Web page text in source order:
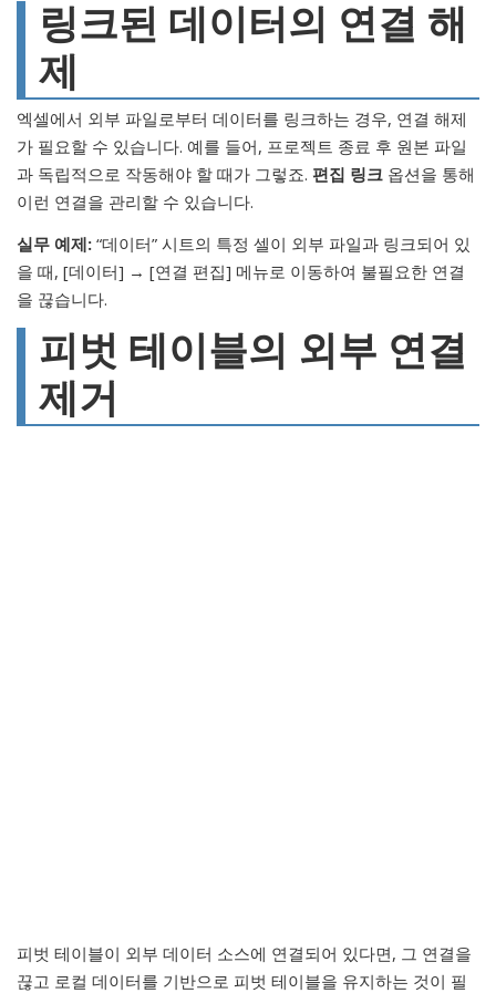
링크된 데이터의 연결 해
제
엑셀에서 외부 파일로부터 데이터를 링크하는 경우, 연결 해제
가 필요할 수 있습니다. 예를 들어, 프로젝트 종료 후 원본 파일
과 독립적으로 작동해야 할 때가 그렇죠. 편집 링크 옵션을 통해
이런 연결을 관리할 수 있습니다.
실무 예제: “데이터” 시트의 특정 셀이 외부 파일과 링크되어 있
을 때, [데이터] → [연결 편집] 메뉴로 이동하여 불필요한 연결
을 끊습니다.
피벗 테이블의 외부 연결
제거
피벗 테이블이 외부 데이터 소스에 연결되어 있다면, 그 연결을
끊고 로컬 데이터를 기반으로 피벗 테이블을 유지하는 것이 필